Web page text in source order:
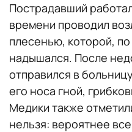
Пострадавший
времени проводил
плесенью, которой,
надышался. После
отправился в
его носа гной,
Медики также
нельзя: вероятнее